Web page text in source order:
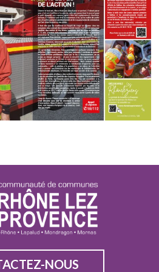
NOUS